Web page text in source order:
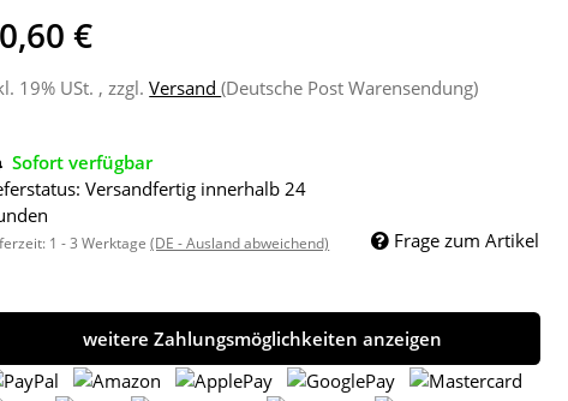
€
19% USt. , zzgl.Versand(Deutsche Post Warensendung)
Sofort verfügbar
Versandfertig innerhalb 24
1 - 3 Werktage(DE - Ausland abweichend) Frage zum Artikel
weitere Zahlungsmöglichkeiten anzeigen